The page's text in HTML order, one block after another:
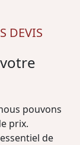
DEVIS
pouvons
prix.
de